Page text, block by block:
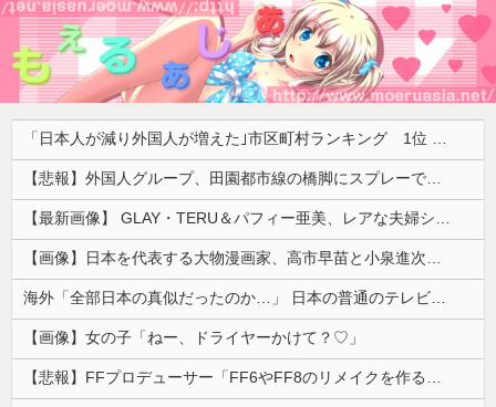
「日本人が減り外国人が増えた｣市区町村ランキング 1位 大阪市、2位 横浜市、3位 名古屋市、4位 京都市、5位 埼玉県川口市
【悲報】外国人グループ、田園都市線の橋脚にスプレーで落書きする動画がネットで話題に → ネット「治安悪化の始まり」
【最新画像】 GLAY・TERU＆パフィー亜美、レアな夫婦ショットを公開してしまう！
【画像】日本を代表する大物漫画家、高市早苗と小泉進次郎にガチギレ 痛烈な風刺漫画を投稿
海外「全部日本の真似だったのか…」 日本の普通のテレビ番組が最新SNSの数十年先を行っていたと話題に
【画像】女の子「ねー、ドライヤーかけて？♡」
【悲報】FFプロデューサー「FF6やFF8のリメイクを作るなら4部か5部作になります」